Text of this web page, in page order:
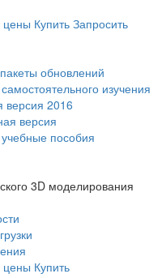
цены Купить Запросить
обновлений
изучения
версия 2016
версия
пособия
3D моделирования
цены Купить